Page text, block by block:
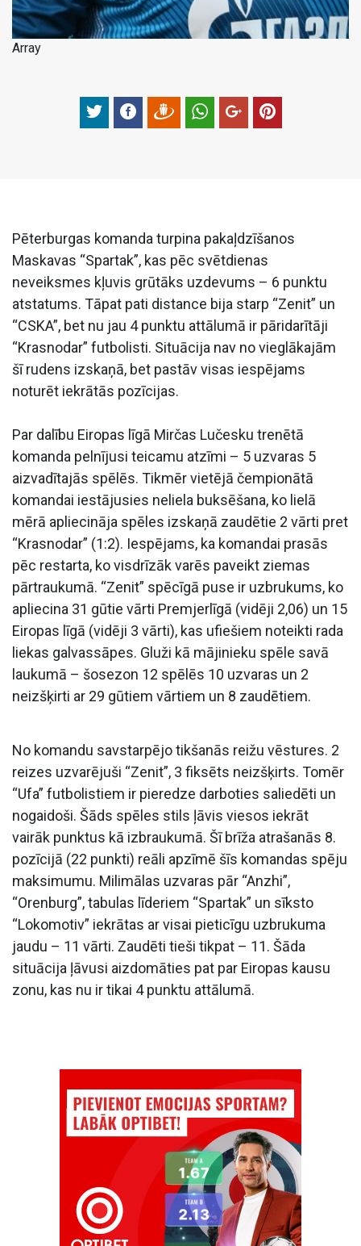
Array
Pēterburgas komanda turpina pakaļdzīšanos
Maskavas “Spartak”, kas pēc svētdienas
neveiksmes kļuvis grūtāks uzdevums – 6 punktu
atstatums. Tāpat pati distance bija starp “Zenit” un
“CSKA”, bet nu jau 4 punktu attālumā ir pāridarītāji
“Krasnodar” futbolisti. Situācija nav no vieglākajām
šī rudens izskaņā, bet pastāv visas iespējams
noturēt iekrātās pozīcijas.
Par dalību Eiropas līgā Mirčas Lučesku trenētā
komanda pelnījusi teicamu atzīmi – 5 uzvaras 5
aizvadītajās spēlēs. Tikmēr vietējā čempionātā
komandai iestājusies neliela buksēšana, ko lielā
mērā apliecināja spēles izskaņā zaudētie 2 vārti pret
“Krasnodar” (1:2). Iespējams, ka komandai prasās
pēc restarta, ko visdrīzāk varēs paveikt ziemas
pārtraukumā. “Zenit” spēcīgā puse ir uzbrukums, ko
apliecina 31 gūtie vārti Premjerlīgā (vidēji 2,06) un 15
Eiropas līgā (vidēji 3 vārti), kas ufiešiem noteikti rada
liekas galvassāpes. Gluži kā mājinieku spēle savā
laukumā – šosezon 12 spēlēs 10 uzvaras un 2
neizšķirti ar 29 gūtiem vārtiem un 8 zaudētiem.
No komandu savstarpējo tikšanās reižu vēstures. 2
reizes uzvarējuši “Zenit”, 3 fiksēts neizšķirts. Tomēr
“Ufa” futbolistiem ir pieredze darboties saliedēti un
nogaidoši. Šāds spēles stils ļāvis viesos iekrāt
vairāk punktus kā izbraukumā. Šī brīža atrašanās 8.
pozīcijā (22 punkti) reāli apzīmē šīs komandas spēju
maksimumu. Milimālas uzvaras pār “Anzhi”,
“Orenburg”, tabulas līderiem “Spartak” un sīksto
“Lokomotiv” iekrātas ar visai pieticīgu uzbrukuma
jaudu – 11 vārti. Zaudēti tieši tikpat – 11. Šāda
situācija ļāvusi aizdomāties pat par Eiropas kausu
zonu, kas nu ir tikai 4 punktu attālumā.